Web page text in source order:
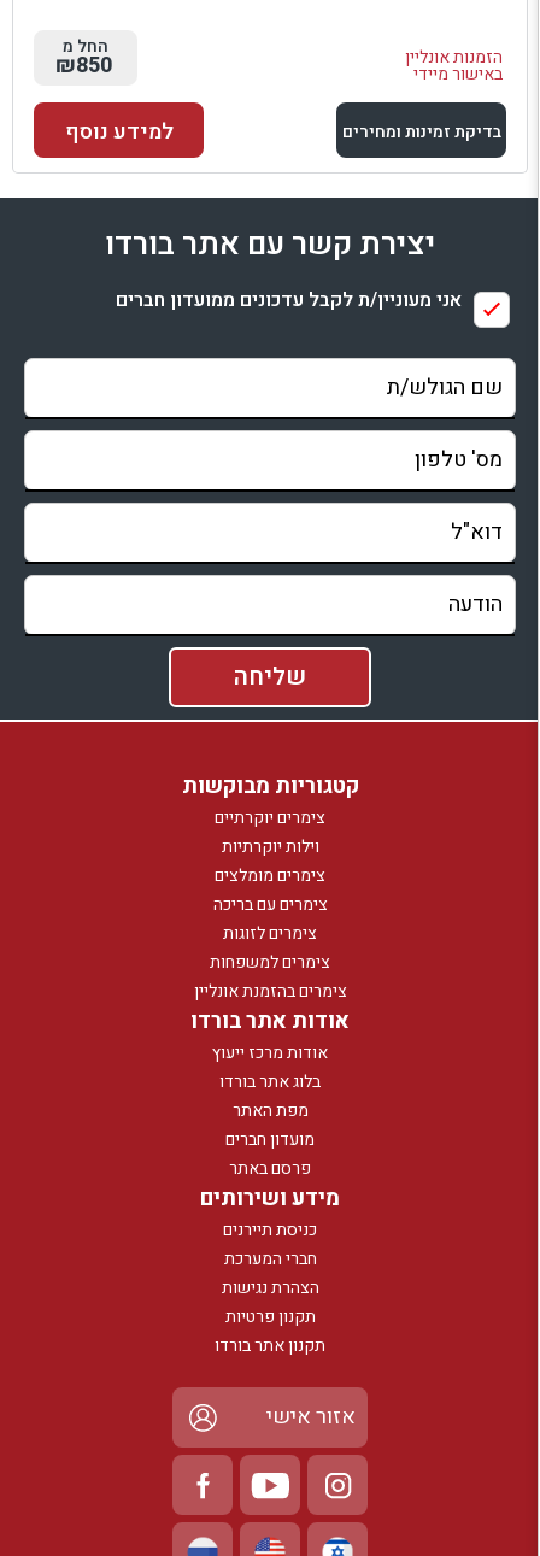
הזמנות אונליין
באישור מיידי
החל מ
₪850
בדיקת זמינות ומחירים
למתחם זה
בדיקת זמינות ומחירים
למידע נוסף
יצירת קשר עם אתר בורדו
אני מעוניין/ת לקבל עדכונים ממועדון חברים
קטגוריות מבוקשות
צימרים יוקרתיים
וילות יוקרתיות
צימרים מומלצים
צימרים עם בריכה
צימרים לזוגות
צימרים למשפחות
צימרים בהזמנת אונליין
אודות אתר בורדו
אודות מרכז ייעוץ
בלוג אתר בורדו
מפת האתר
מועדון חברים
פרסם באתר
מידע ושירותים
כניסת תיירנים
חברי המערכת
הצהרת נגישות
תקנון פרטיות
תקנון אתר בורדו
אזור אישי